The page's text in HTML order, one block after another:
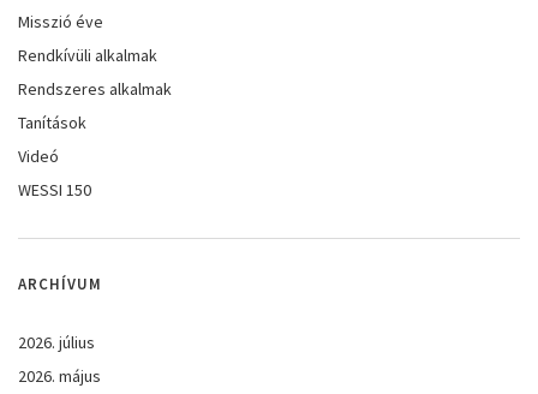
Misszió éve
Rendkívüli alkalmak
Rendszeres alkalmak
Tanítások
Videó
WESSI 150
ARCHÍVUM
2026. július
2026. május